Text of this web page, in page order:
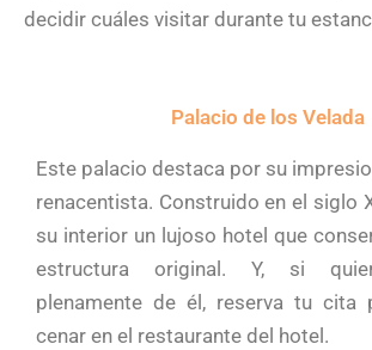
decidir cuáles visitar durante tu
Palacio de los Velada
Este palacio destaca por su
renacentista. Construido en el siglo
su interior un lujoso hotel que
estructura original. Y, si
plenamente de él, reserva tu cita
cenar en el restaurante del hotel.